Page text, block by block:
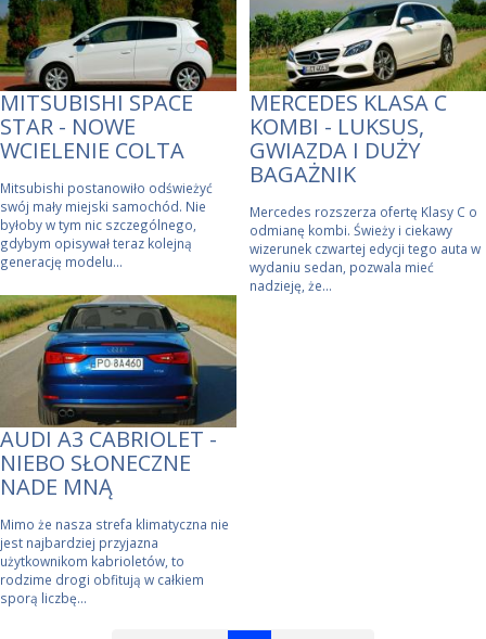
MITSUBISHI SPACE
STAR - NOWE
WCIELENIE COLTA
Mitsubishi postanowiło odświeżyć
swój mały miejski samochód. Nie
byłoby w tym nic szczególnego,
gdybym opisywał teraz kolejną
generację modelu...
MERCEDES KLASA C
KOMBI - LUKSUS,
GWIAZDA I DUŻY
BAGAŻNIK
Mercedes rozszerza ofertę Klasy C o
odmianę kombi. Świeży i ciekawy
wizerunek czwartej edycji tego auta w
wydaniu sedan, pozwala mieć
nadzieję, że...
AUDI A3 CABRIOLET -
NIEBO SŁONECZNE
NADE MNĄ
Mimo że nasza strefa klimatyczna nie
jest najbardziej przyjazna
użytkownikom kabrioletów, to
rodzime drogi obfitują w całkiem
sporą liczbę...